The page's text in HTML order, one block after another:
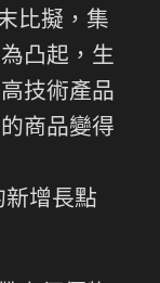
比擬，集
凸起，生
技術產品
商品變得
增長點